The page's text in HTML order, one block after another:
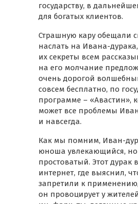
государству, в
для богатых клиентов.
Страшную кару обещали
наслать на Ивана-
их секреты всем
на его молчание
очень дорогой
совсем бесплатно, по
программе – «Авастин»,
может все проблемы
и навсегда.
Как мы помним, Иван-
юноша увлекающийся,
простоватый. Этот дурак
интернет, где выяснил,
запретили к
он провоцирует у